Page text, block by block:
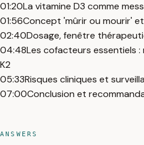
01:20La vitamine D3 comme
01:56Concept 'mûrir ou mourir'
02:40Dosage, fenêtre
04:48Les cofacteurs essentiels :
K2
05:33Risques cliniques et
07:00Conclusion et
ANSWERS